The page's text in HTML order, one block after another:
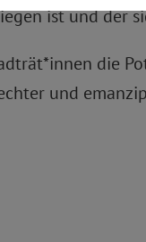
ist und der
die
und